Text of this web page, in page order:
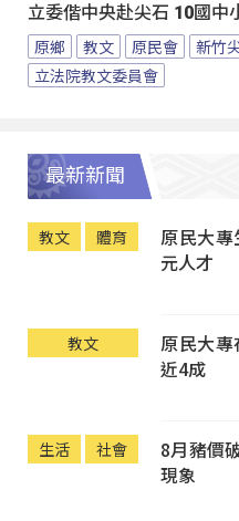
立委偕中央赴尖石 10國中
原鄉 教文 原民會 新竹
立法院教文委員會
最新新聞
教文 體育
原民大
元人才
教文
原民大
近4成
生活 社會
8月豬價
現象